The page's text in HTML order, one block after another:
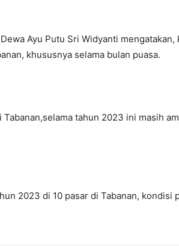
Ayu Putu Sri Widyanti mengatakan,
khususnya selama bulan puasa.
tahun 2023 ini masih
2023 di 10 pasar di Tabanan, kondisi